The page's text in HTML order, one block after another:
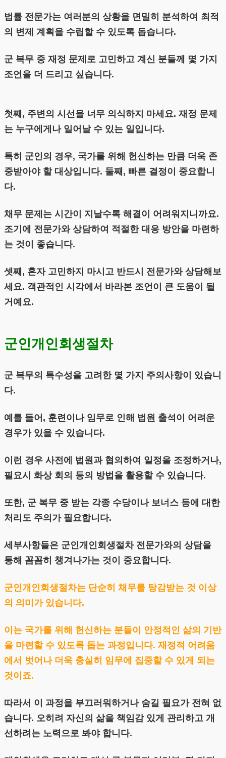
법률 전문가는 여러분의 상황을 면밀히 분석하여 최적
의 변제 계획을 수립할 수 있도록 돕습니다.
군 복무 중 재정 문제로 고민하고 계신 분들께 몇 가지
조언을 더 드리고 싶습니다.
첫째, 주변의 시선을 너무 의식하지 마세요. 재정 문제
는 누구에게나 일어날 수 있는 일입니다.
특히 군인의 경우, 국가를 위해 헌신하는 만큼 더욱 존
중받아야 할 대상입니다. 둘째, 빠른 결정이 중요합니
다.
채무 문제는 시간이 지날수록 해결이 어려워지니까요.
조기에 전문가와 상담하여 적절한 대응 방안을 마련하
는 것이 좋습니다.
셋째, 혼자 고민하지 마시고 반드시 전문가와 상담해보
세요. 객관적인 시각에서 바라본 조언이 큰 도움이 될
거예요.
군인개인회생절차
군 복무의 특수성을 고려한 몇 가지 주의사항이 있습니
다.
예를 들어, 훈련이나 임무로 인해 법원 출석이 어려운
경우가 있을 수 있습니다.
이런 경우 사전에 법원과 협의하여 일정을 조정하거나,
필요시 화상 회의 등의 방법을 활용할 수 있습니다.
또한, 군 복무 중 받는 각종 수당이나 보너스 등에 대한
처리도 주의가 필요합니다.
세부사항들은 군인개인회생절차 전문가와의 상담을
통해 꼼꼼히 챙겨나가는 것이 중요합니다.
군인개인회생절차는 단순히 채무를 탕감받는 것 이상
의 의미가 있습니다.
이는 국가를 위해 헌신하는 분들이 안정적인 삶의 기반
을 마련할 수 있도록 돕는 과정입니다. 재정적 어려움
에서 벗어나 더욱 충실히 임무에 집중할 수 있게 되는
것이죠.
따라서 이 과정을 부끄러워하거나 숨길 필요가 전혀 없
습니다. 오히려 자신의 삶을 책임감 있게 관리하고 개
선하려는 노력으로 봐야 합니다.